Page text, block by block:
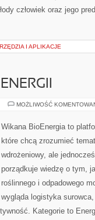
człowiek oraz jego
I APLIKACJE
MOŻLIWOŚĆ
Wikana BioEnergia to
które chcą zrozumieć
wdrożeniowy, ale
porządkuje wiedzę o tym,
roślinnego i odpadowego
wygląda logistyka
Kategorie to